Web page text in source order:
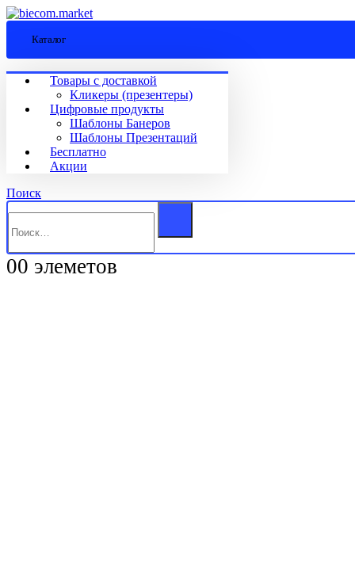
Каталог
Товары с доставкой
Кликеры (презентеры)
Цифровые продукты
Шаблоны Банеров
Шаблоны Презентаций
Бесплатно
Акции
Поиск
00 элеметов